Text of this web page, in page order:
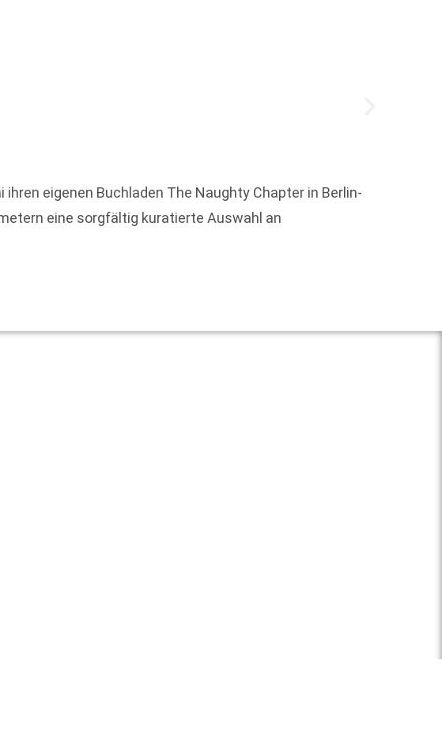
eigenen Buchladen The Naughty Chapter in Berlin-
eine sorgfältig kuratierte Auswahl an